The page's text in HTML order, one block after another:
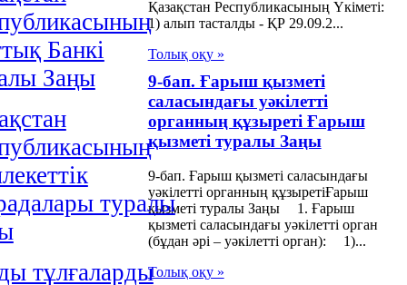
Банкі
Заңы
туралы
тұлғаларды
Қазақстан Республикасының Үкіметі:
1) алып тасталды - ҚР 29.09.2...
Толық оқу »
9-бап. Ғарыш қызметі
саласындағы уәкілетті
органның құзыреті Ғарыш
қызметі туралы Заңы
9-бап. Ғарыш қызметі саласындағы
уәкілетті органның құзыретіҒарыш
қызметі туралы Заңы 1. Ғарыш
қызметі саласындағы уәкілетті орган
(бұдан әрі – уәкілетті орган): 1)...
Толық оқу »